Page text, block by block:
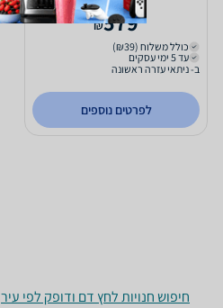
579
₪
כולל משלוח (₪39)
עד 5 ימי עסקים
ב- ניתאי עזרה ראשונה
לפרטים נוספים
חיפוש חנויות לחץ דם ודופק לפי עיר